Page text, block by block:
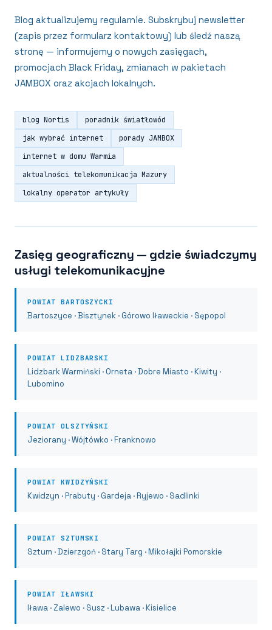
Blog aktualizujemy regularnie. Subskrybuj newsletter
(zapis przez formularz kontaktowy) lub śledź naszą
stronę — informujemy o nowych zasięgach,
promocjach Black Friday, zmianach w pakietach
JAMBOX oraz akcjach lokalnych.
blog Nortis
poradnik światłowód
jak wybrać internet
porady JAMBOX
internet w domu Warmia
aktualności telekomunikacja Mazury
lokalny operator artykuły
Zasięg geograficzny — gdzie świadczymy
usługi telekomunikacyjne
POWIAT BARTOSZYCKI
Bartoszyce · Bisztynek · Górowo Iławeckie · Sępopol
POWIAT LIDZBARSKI
Lidzbark Warmiński · Orneta · Dobre Miasto · Kiwity ·
Lubomino
POWIAT OLSZTYŃSKI
Jeziorany · Wójtówko · Franknowo
POWIAT KWIDZYŃSKI
Kwidzyn · Prabuty · Gardeja · Ryjewo · Sadlinki
POWIAT SZTUMSKI
Sztum · Dzierzgoń · Stary Targ · Mikołajki Pomorskie
POWIAT IŁAWSKI
Iława · Zalewo · Susz · Lubawa · Kisielice